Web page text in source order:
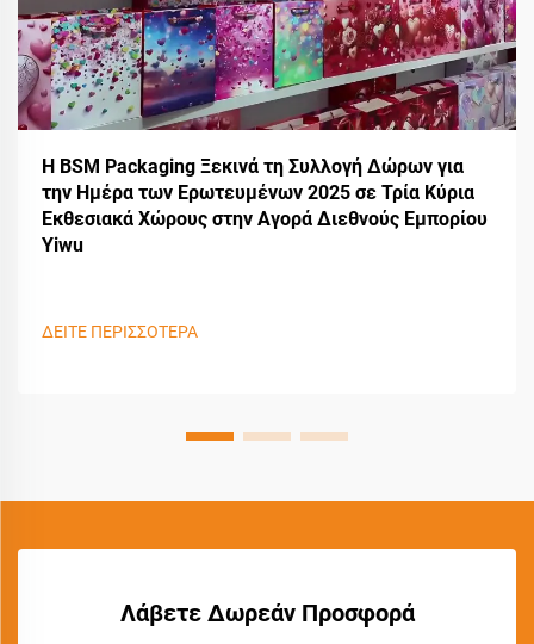
Η BSM Packaging Ξεκινά τη Συλλογή Δώρων για
την Ημέρα των Ερωτευμένων 2025 σε Τρία Κύρια
Εκθεσιακά Χώρους στην Αγορά Διεθνούς Εμπορίου
Yiwu
ΔΕΙΤΕ ΠΕΡΙΣΣΟΤΕΡΑ
Λάβετε Δωρεάν Προσφορά